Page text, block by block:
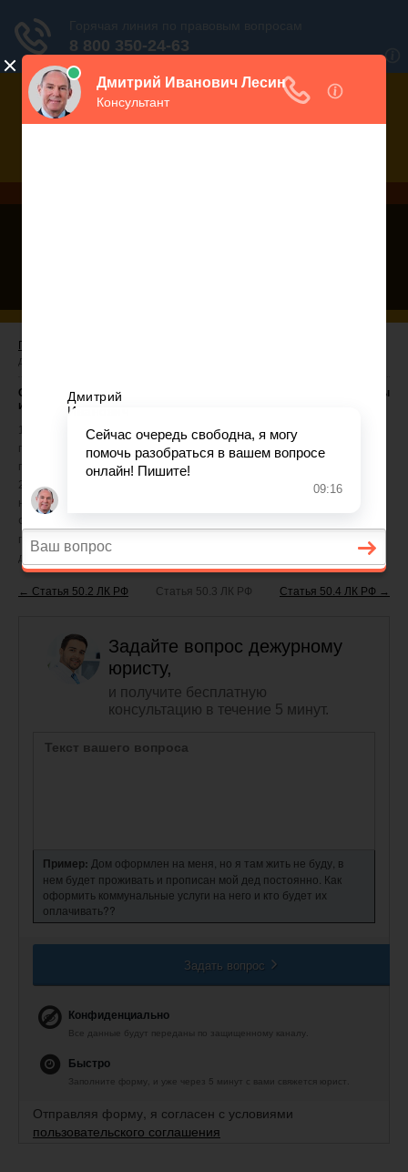
Главная
древесины и об учете сделок с ней
Статья 50.3 ЛК РФ. Общие положения о транспортировке древесины
и об учете сделок с ней
1. Транспортировка древесины и сделки с ней осуществляются в
порядке, установленном гражданским законодательством, с учетом
положений настоящей главы.
2. Виды древесины, на которые распространяются требования
настоящей главы, определяются Правительством Российской
Федерации в соответствии с Общероссийским классификатором
продукции, Товарной номенклатурой внешнеэкономической
деятельности.
← Статья 50.2 ЛК РФ Статья 50.3 ЛК РФ Статья 50.4 ЛК РФ →
Задайте вопрос дежурному
юристу,
и получите бесплатную
консультацию в течение 5 минут.
Пример: Дом оформлен на меня, но я там жить не буду, в
нем будет проживать и прописан мой дед постоянно. Как
оформить коммунальные услуги на него и кто будет их
оплачивать??
Задать вопрос
Конфиденциально
Все данные будут переданы по защищенному каналу.
Быстро
Заполните форму, и уже через 5 минут с вами свяжется юрист.
Отправляя форму, я согласен с условиями
пользовательского соглашения